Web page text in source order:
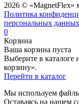
2026 © «MagnetFlex»
Политика
персональных данных
0
Корзина
Ваша корзина пуста
Выберите в каталоге
корзину».
Перейти в каталог
Мы используем
Оставаясь на нашем